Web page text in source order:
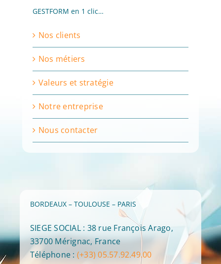
GESTFORM en 1 clic…
Nos clients
Nos métiers
Valeurs et stratégie
Notre entreprise
Nous contacter
BORDEAUX – TOULOUSE – PARIS
SIEGE SOCIAL : 38 rue François Arago,
33700 Mérignac, France
Téléphone : (+33) 05.57.92.49.00